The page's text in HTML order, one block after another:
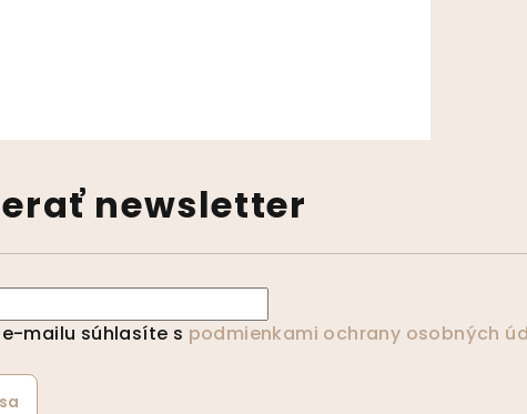
newsletter
mailu súhlasíte s podmienkami ochrany osobných